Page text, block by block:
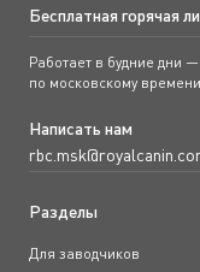
Бесплатная горячая
Работает в будние дни
по московскому времени
Написать нам
Разделы
Для заводчиков